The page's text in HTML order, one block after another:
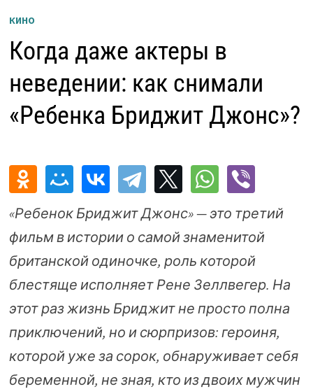
КИНО
Когда даже актеры в
неведении: как снимали
«Ребенка Бриджит Джонс»?
«Ребенок Бриджит Джонс» — это третий
фильм в истории о самой знаменитой
британской одиночке, роль которой
блестяще исполняет Рене Зеллвегер. На
этот раз жизнь Бриджит не просто полна
приключений, но и сюрпризов: героиня,
которой уже за сорок, обнаруживает себя
беременной, не зная, кто из двоих мужчин